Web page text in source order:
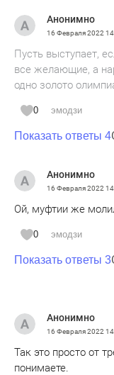
Анонимно
16 Февраля 2022
Пусть выступает,
все желающие, а
одно золото
0 эмодзи
Показать ответы 4
Анонимно
16 Февраля 2022
Ой, муфтии же
0 эмодзи
Показать ответы 3
Анонимно
16 Февраля 2022
Так это просто от
понимаете.